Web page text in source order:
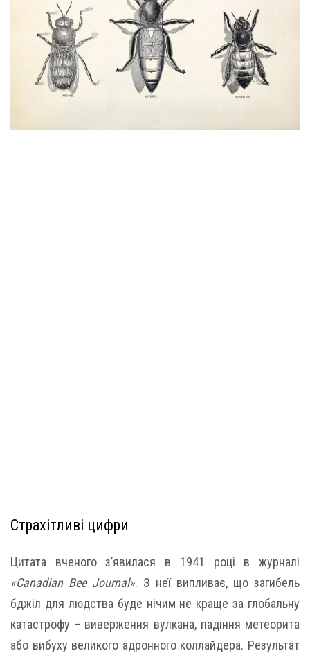
Страхітливі цифри
Цитата вченого з’явилася в 1941 році в журналі
«Canadian Bee Journal». З неї випливає, що загибель
бджіл для людства буде нічим не краще за глобальну
катастрофу – виверження вулкана, падіння метеорита
або вибуху великого адронного коллайдера. Результат